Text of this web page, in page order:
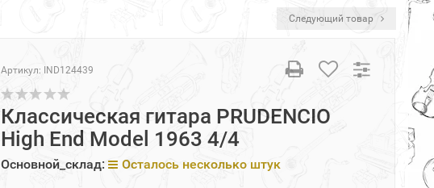
Следующий товар
Артикул: IND124439
Классическая гитара PRUDENCIO
High End Model 1963 4/4
Основной_склад: Осталось несколько штук